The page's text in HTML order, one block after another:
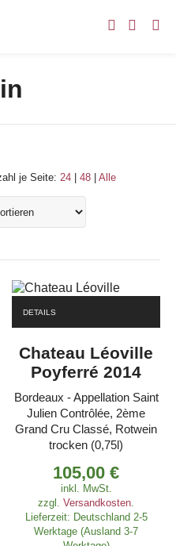
je Seite: 24 48 Alle
DETAILS
Chateau Léoville
Poyferré 2014
Bordeaux - Appellation Saint
Julien Contrôlée, 2ème
Grand Cru Classé, Rotwein
trocken (0,75l)
105,00€
inkl. MwSt.
zzgl.Versandkosten.
Lieferzeit: Deutschland 2-5
Werktage (Ausland 3-7